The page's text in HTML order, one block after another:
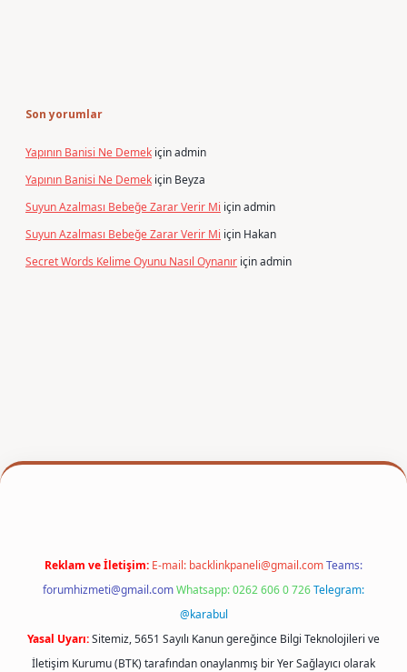
Son yorumlar
Yapının Banisi Ne Demek içinadmin
Yapının Banisi Ne Demek için Beyza
Suyun Azalması Bebeğe Zarar Verir Mi içinadmin
Suyun Azalması Bebeğe Zarar Verir Mi için Hakan
Secret Words Kelime Oyunu Nasıl Oynanır içinadmin
Reklam ve İletişim: E-mail: backlinkpaneli@gmail.comTeams:
forumhizmeti@gmail.comWhatsapp: 0262 606 0 726Telegram:
@karabul
Yasal Uyarı:Sitemiz, 5651 Sayılı Kanun gereğince Bilgi Teknolojileri ve
İletişim Kurumu (BTK) tarafından onaylanmış bir Yer Sağlayıcı olarak